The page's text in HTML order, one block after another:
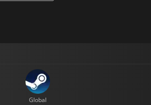
Global